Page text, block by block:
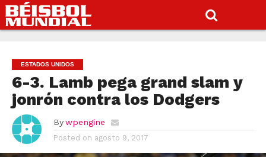
ESTADOS UNIDOS
6-3. Lamb pega grand slam y
jonrón contra los Dodgers
By wpengine
Posted on agosto 9, 2017